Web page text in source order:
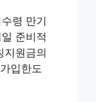
령 만기
준비적
지원금의
입한도